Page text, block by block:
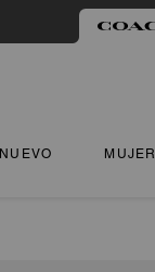
NUEVO MUJER